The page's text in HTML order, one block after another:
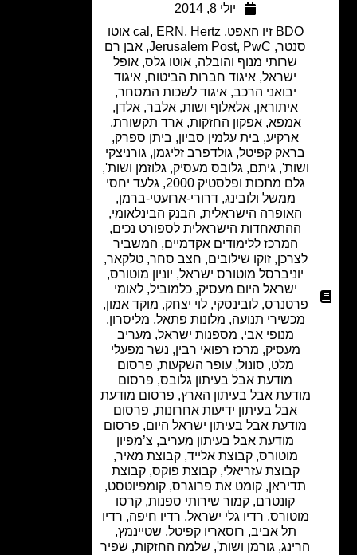
,
cal ,ERN,
Hertz אוטו
Jerusalem Post,PwC
,אבן רם
שרותי מנוף והובלה,אוטו גלס,אופל
איגוד חברות הביטוח ,איגוד
יבואני הרכב,איגוד לשכות המסחר ,
,אלאלוף ושות,אלבר,אלדן,
אפקון החזקות ,ארד תקשורת,
בית עלמין סביון,ביתן ספרק,
בראק קפיטל, גולדפרב זליגמן,גורניצקי
גיתם,גלובס מעסיק, גלוזמן ושות',
גלם מתכות ופלסטיק 2000
,גלעד יחסי
ממשל ולובינג, דרורי-ארועטי-ברמן,
האופרה הישראלית,הבנק הבינלאומי,
ההתאחדות הישראלית לספורט נכים,
המרכז ללימודים אקדמיים,המשביר
זוקו שילובים,חצב סחר,טלקאר,
יוניברסל מוטורס ישראל, יוניון מוטורס
ישראל היום מעסיק, כלמוביל,לאומי
פרטנרס,לובינסקי,לוי יצחק,מוקד אמון,
מכשירי תנועה, מלונות פתאל,מליסרון ,
מנופי אבי,מספנות ישראל, מעריב
מרכז רפואי רבין,נשר מפעלי
סונול,עופר השקעות,פרסום
מודעת אבל בעיתון גלובס, פרסום
מודעת אבל בעיתון הארץ,פרסום מודעת
אבל בעיתון ידיעות אחרונות,פרסום
מודעת אבל בעיתון ישראל היום,פרסום
מודעת אבל בעיתון מעריב, צ’מפיון
,קבוצת אלייד,קבוצת מאיר,
קבוצת עזריאלי ,קבוצת פוקס,קבוצת
,קומט את פרוגרס ,קומפיוטסט,
,קמור שירותי ספנות, קרסו
,רדיו גלי ישראל, רדיו חיפה,רדיו
תל אביב,רוסאריו קפיטל, שטיינמץ,
הרינג, גורמן ושות',שלמה החזקות ,שפיר